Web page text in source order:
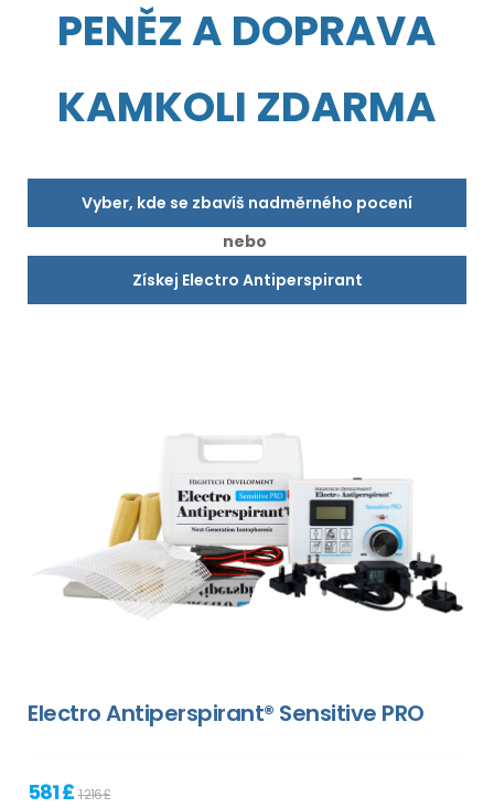
PENĚZ A DOPRAVA
KAMKOLI ZDARMA
Vyber, kde se zbavíš nadměrného pocení
nebo
Získej Electro Antiperspirant
Electro Antiperspirant® Sensitive PRO
581 £1 216 £